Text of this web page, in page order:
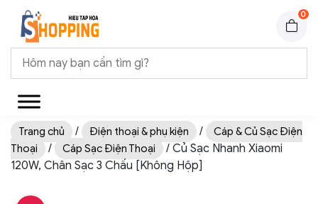
0
Trang chủ / Điện thoại & phụ kiện /
Cáp & Củ Sạc Điện
Thoại
/ Cáp Sạc Điện Thoại
/ Củ Sạc Nhanh Xiaomi
120W, Chân Sạc 3 Chấu [Không Hộp]